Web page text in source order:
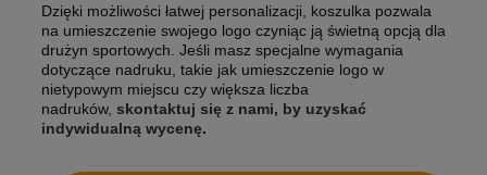
Dzięki możliwości łatwej personalizacji, koszulka pozwala
na umieszczenie swojego logo czyniąc ją świetną opcją dla
drużyn sportowych. Jeśli masz specjalne wymagania
dotyczące nadruku, takie jak umieszczenie logo w
nietypowym miejscu czy większa liczba
nadruków, skontaktuj się z nami, by uzyskać
indywidualną wycenę.